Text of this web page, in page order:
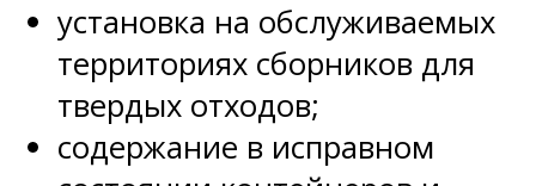
установка на обслуживаемых
территориях сборников для
твердых отходов;
содержание в исправном